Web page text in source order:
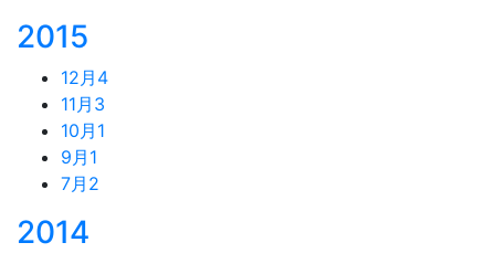
2015
12月 4
11月 3
10月 1
9月 1
7月 2
2014